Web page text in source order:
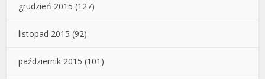
grudzień 2015 (127)
listopad 2015 (92)
październik 2015 (101)